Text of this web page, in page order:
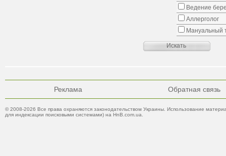
Ведение
Аллерголог
Мануальный
Реклама Обратная связь
© 2008-2026 Все права охраняются законодательством Украины. Использование
для индексации поисковыми системами) на HnB.com.ua.